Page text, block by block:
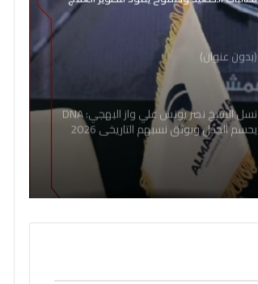
الطبيعي 2026
(بدون عنوان)
نسل الشيخ نصر يونس علي واز البهجي: DNA
يحسم الجدل ويوثق نسبهم التاريخي 2026